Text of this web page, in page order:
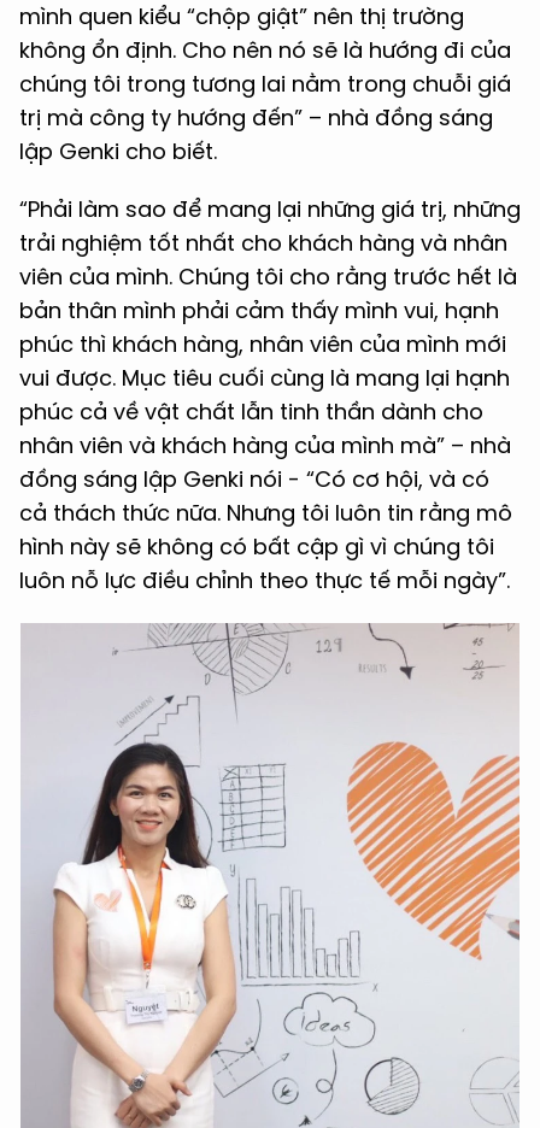
mình quen kiểu “chộp giật” nên thị trường
không ổn định. Cho nên nó sẽ là hướng đi của
chúng tôi trong tương lai nằm trong chuỗi giá
trị mà công ty hướng đến” – nhà đồng sáng
lập Genki cho biết.
“Phải làm sao để mang lại những giá trị, những
trải nghiệm tốt nhất cho khách hàng và nhân
viên của mình. Chúng tôi cho rằng trước hết là
bản thân mình phải cảm thấy mình vui, hạnh
phúc thì khách hàng, nhân viên của mình mới
vui được. Mục tiêu cuối cùng là mang lại hạnh
phúc cả về vật chất lẫn tinh thần dành cho
nhân viên và khách hàng của mình mà” – nhà
đồng sáng lập Genki nói - “Có cơ hội, và có
cả thách thức nữa. Nhưng tôi luôn tin rằng mô
hình này sẽ không có bất cập gì vì chúng tôi
luôn nỗ lực điều chỉnh theo thực tế mỗi ngày”.